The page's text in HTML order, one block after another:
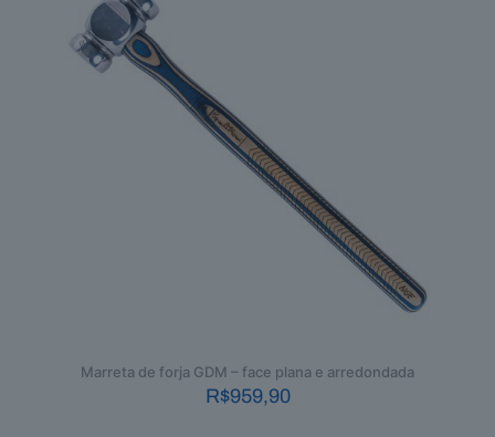
Marreta de forja GDM – face plana e arredondada
R$959,90